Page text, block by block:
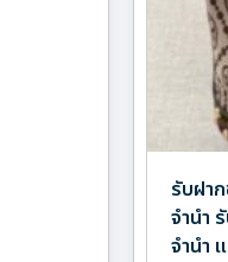
รับฝา
จำนำ
จำนำ